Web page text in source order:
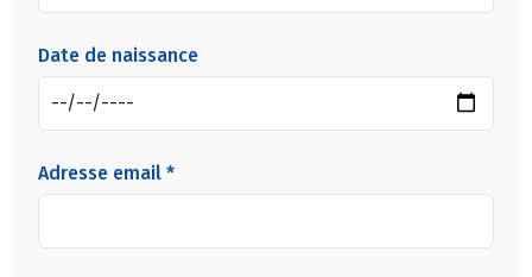
Date de naissance
Adresse email *